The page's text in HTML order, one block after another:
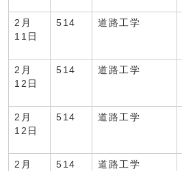
2月
11日
514 道路工学
2月
12日
514 道路工学
2月
12日
514 道路工学
2月
514 道路工学